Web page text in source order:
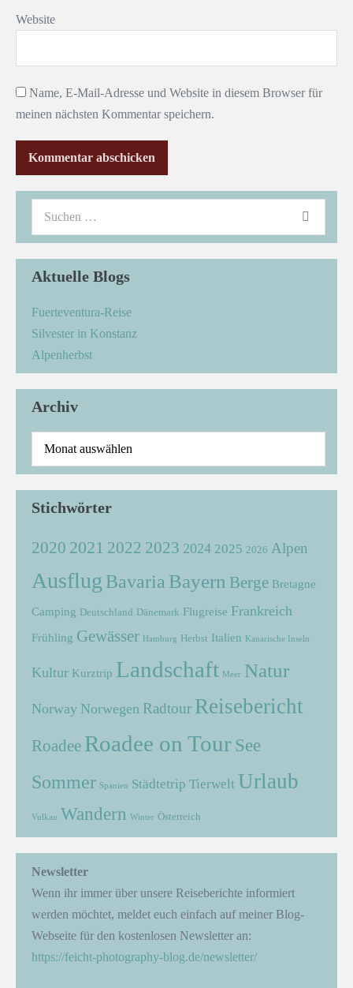
Website
Name, E-Mail-Adresse und Website in diesem Browser für
meinen nächsten Kommentar speichern.
Aktuelle Blogs
Fuerteventura-Reise
Silvester in Konstanz
Alpenherbst
Archiv
Stichwörter
2020 2021 2022 2023 2024 2025 2026 Alpen
Ausflug Bavaria Bayern Berge Bretagne
Camping Deutschland Dänemark Flugreise Frankreich
Frühling Gewässer Hamburg Herbst Italien Kanarische Inseln
Kultur Kurztrip Landschaft Meer Natur
Norway Norwegen Radtour Reisebericht
Roadee Roadee on Tour See
Sommer Spanien Städtetrip Tierwelt Urlaub
Vulkan Wandern Winter Österreich
Newsletter
Wenn ihr immer über unsere Reiseberichte informiert
werden möchtet, meldet euch einfach auf meiner Blog-
Webseite für den kostenlosen Newsletter an:
https://feicht-photography-blog.de/newsletter/